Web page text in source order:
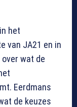
het
van JA21 en in
wat de
Eerdmans
de keuzes